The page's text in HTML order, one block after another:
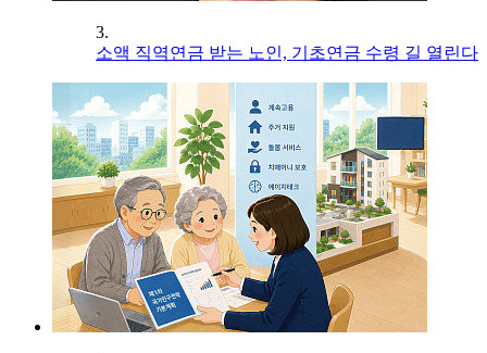
3.
소액 직역연금 받는 노인, 기초연금 수령 길 열린다